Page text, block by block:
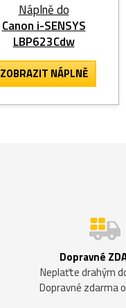
Náplně do
Canon i-SENSYS
LBP623Cdw
ZOBRAZITNÁPLNĚ
Dopravné
Neplaťte drahým
Dopravné zdarma